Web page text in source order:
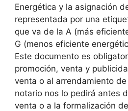
Energética y la asignación
representada por una
que va de la A (más
G (menos eficiente
Este documento es
promoción, venta y
venta o al arrendamiento
notario nos lo pedirá antes
venta o a la formalización